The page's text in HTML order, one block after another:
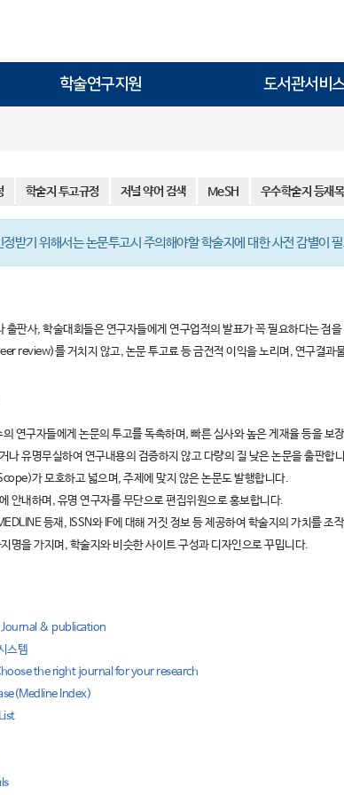
학술연구지원 도서관서비
학술지 투고규정 저널 약어 검색 MeSH 우수학술지 등재
받기 위해서는 논문투고시 주의해야할 학술지에 대한 사전 감별이
판사, 학술대회들은 연구자들에게 연구업적의 발표가 꼭 필요하다는 점
review)를 거치지 않고, 논문 투고료 등 금전적 이익을 노리며, 연구결과
연구자들에게 논문의 투고를 독촉하며, 빠른 심사와 높은 게재율 등을 보
나 유명무실하여 연구내용의 검증하지 않고 다량의 질 낮은 논문을 출판합
가 모호하고 넓으며, 주제에 맞지 않은 논문도 발행합니다.
안내하며, 유명 연구자를 무단으로 편집위원으로 홍보합니다.
등재, ISSN와 IF에 대해 거짓 정보 등 제공하여 학술지의 가치를 조
명을 가지며, 학술지와 비슷한 사이트 구성과 디자인으로 꾸밉니다.
& publication
스템
the right journal for your research
Index)